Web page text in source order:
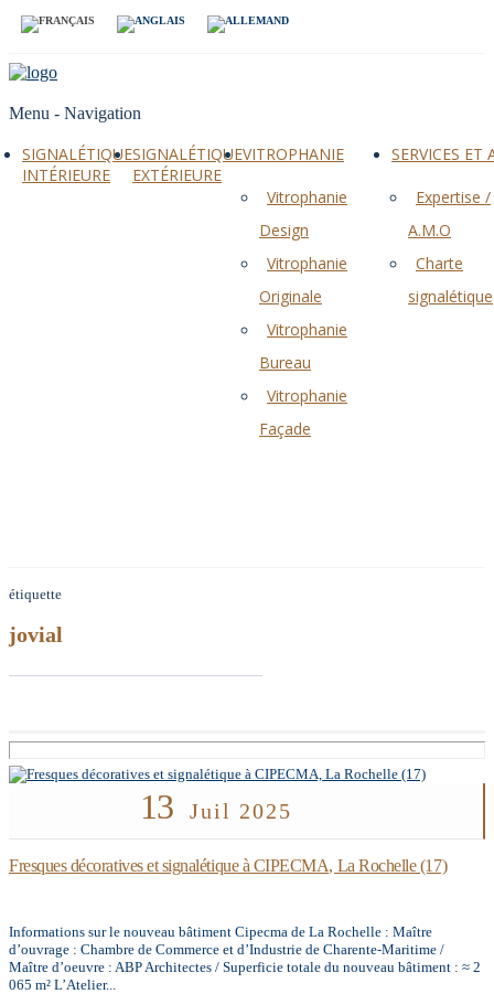
Menu - Navigation
SIGNALÉTIQUE
INTÉRIEURE
SIGNALÉTIQUE
EXTÉRIEURE
VITROPHANIE
Vitrophanie
Design
Vitrophanie
Originale
Vitrophanie
Bureau
Vitrophanie
Façade
SERVICES ET
Expertise /
A.M.O
Charte
signalétique
étiquette
jovial
13 Juil 2025
Fresques décoratives et signalétique à CIPECMA, La Rochelle (17)
Informations sur le nouveau bâtiment Cipecma de La Rochelle : Maître
d’ouvrage : Chambre de Commerce et d’Industrie de Charente-Maritime /
Maître d’oeuvre : ABP Architectes / Superficie totale du nouveau bâtiment : ≈ 2
065 m² L’Atelier...